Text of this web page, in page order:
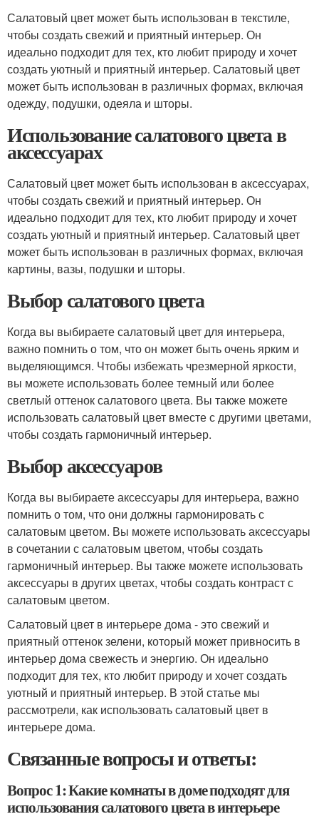
Салатовый цвет может быть использован в текстиле,
чтобы создать свежий и приятный интерьер. Он
идеально подходит для тех, кто любит природу и хочет
создать уютный и приятный интерьер. Салатовый цвет
может быть использован в различных формах, включая
одежду, подушки, одеяла и шторы.
Использование салатового цвета в
аксессуарах
Салатовый цвет может быть использован в аксессуарах,
чтобы создать свежий и приятный интерьер. Он
идеально подходит для тех, кто любит природу и хочет
создать уютный и приятный интерьер. Салатовый цвет
может быть использован в различных формах, включая
картины, вазы, подушки и шторы.
Выбор салатового цвета
Когда вы выбираете салатовый цвет для интерьера,
важно помнить о том, что он может быть очень ярким и
выделяющимся. Чтобы избежать чрезмерной яркости,
вы можете использовать более темный или более
светлый оттенок салатового цвета. Вы также можете
использовать салатовый цвет вместе с другими цветами,
чтобы создать гармоничный интерьер.
Выбор аксессуаров
Когда вы выбираете аксессуары для интерьера, важно
помнить о том, что они должны гармонировать с
салатовым цветом. Вы можете использовать аксессуары
в сочетании с салатовым цветом, чтобы создать
гармоничный интерьер. Вы также можете использовать
аксессуары в других цветах, чтобы создать контраст с
салатовым цветом.
Салатовый цвет в интерьере дома - это свежий и
приятный оттенок зелени, который может привносить в
интерьер дома свежесть и энергию. Он идеально
подходит для тех, кто любит природу и хочет создать
уютный и приятный интерьер. В этой статье мы
рассмотрели, как использовать салатовый цвет в
интерьере дома.
Связанные вопросы и ответы:
Вопрос 1: Какие комнаты в доме подходят для
использования салатового цвета в интерьере